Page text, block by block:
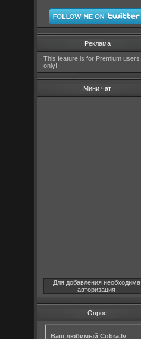
Реклама
This feature is for Premium users
only!
Мини чат
Для добавления необходима
авторизация
Опрос
Ваш любимый Cobra.lv